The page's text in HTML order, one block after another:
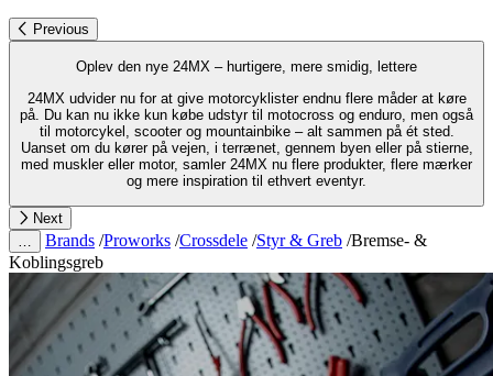
Previous
Oplev den nye 24MX – hurtigere, mere smidig, lettere
24MX udvider nu for at give motorcyklister endnu flere måder at køre
på. Du kan nu ikke kun købe udstyr til motocross og enduro, men også
til motorcykel, scooter og mountainbike – alt sammen på ét sted.
Uanset om du kører på vejen, i terrænet, gennem byen eller på stierne,
med muskler eller motor, samler 24MX nu flere produkter, flere mærker
og mere inspiration til ethvert eventyr.
Next
Brands /Proworks /Crossdele /Styr & Greb /Bremse- &
Koblingsgreb